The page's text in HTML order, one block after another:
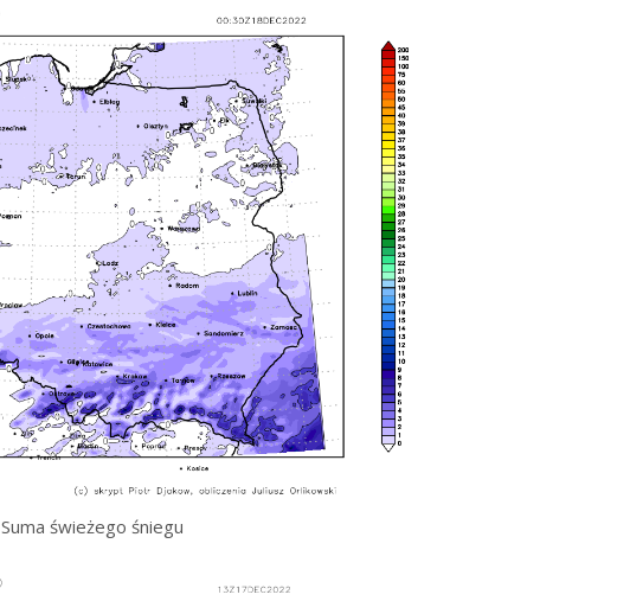
Suma świeżego śniegu